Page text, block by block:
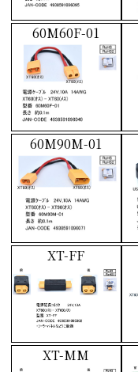
60M60F-01
60M90M-01
XT-FF
XT-MM